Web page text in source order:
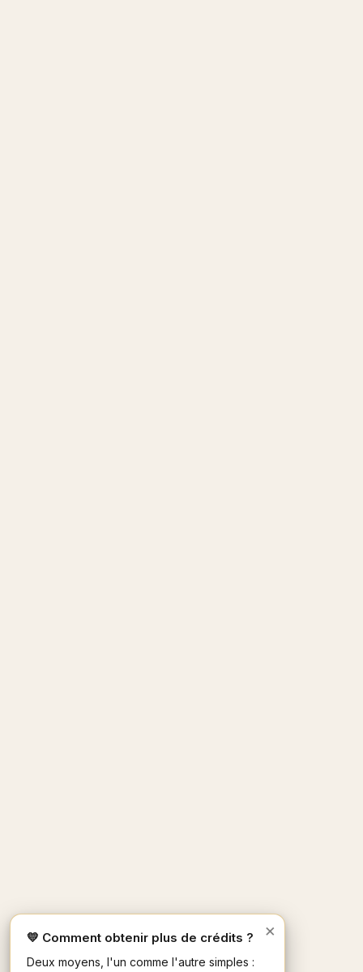
×
💛 Comment obtenir plus de crédits ?
Deux moyens, l'un comme l'autre simples :